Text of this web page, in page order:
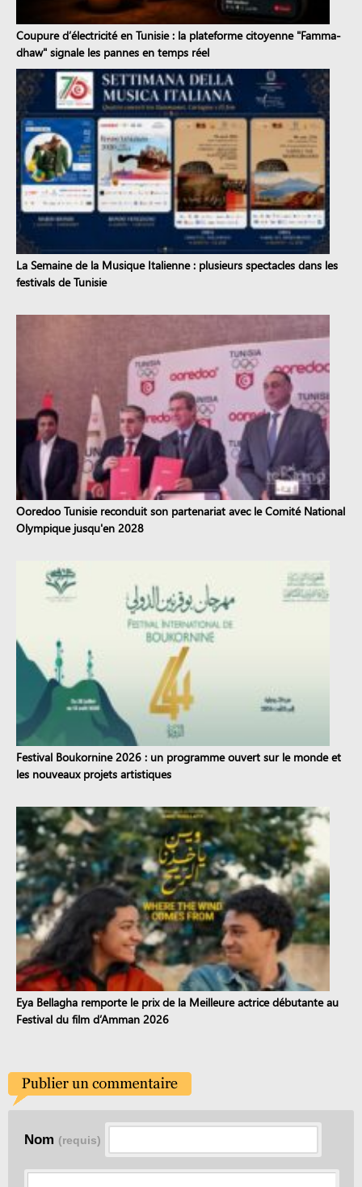
Coupure d’électricité en Tunisie : la plateforme citoyenne "Famma-
dhaw" signale les pannes en temps réel
La Semaine de la Musique Italienne : plusieurs spectacles dans les
festivals de Tunisie
Ooredoo Tunisie reconduit son partenariat avec le Comité National
Olympique jusqu'en 2028
Festival Boukornine 2026 : un programme ouvert sur le monde et
les nouveaux projets artistiques
Eya Bellagha remporte le prix de la Meilleure actrice débutante au
Festival du film d’Amman 2026
Nom (requis)